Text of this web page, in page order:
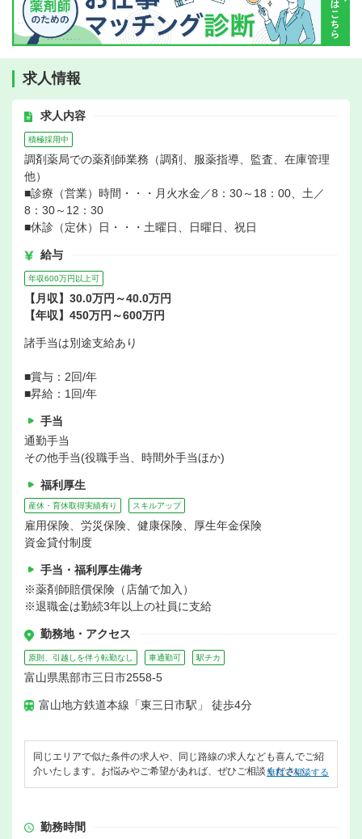
求人情報
求人内容
積極採用中
調剤薬局での薬剤師業務（調剤、服薬指導、監査、在庫管理
他）
■診療（営業）時間・・・月火水金／8：30～18：00、土／
8：30～12：30
■休診（定休）日・・・土曜日、日曜日、祝日
給与
年収600万円以上可
【月収】30.0万円～40.0万円
【年収】450万円～600万円
諸手当は別途支給あり
■賞与：2回/年
■昇給：1回/年
手当
通勤手当
その他手当(役職手当、時間外手当ほか)
福利厚生
産休・育休取得実績有り スキルアップ
雇用保険、労災保険、健康保険、厚生年金保険
資金貸付制度
手当・福利厚生備考
※薬剤師賠償保険（店舗で加入）
※退職金は勤続3年以上の社員に支給
勤務地・アクセス
原則、引越しを伴う転勤なし 車通勤可 駅チカ
富山県黒部市三日市2558-5
富山地方鉄道本線「東三日市駅」 徒歩4分
同じエリアで似た条件の求人や、同じ路線の求人なども喜んでご紹
介いたします。お悩みやご希望があれば、ぜひご相談ください。
無料で相談する
勤務時間